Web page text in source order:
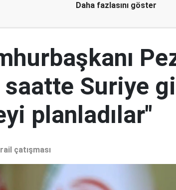
Daha fazlasını göster
Suriye
planladılar"
çatışması